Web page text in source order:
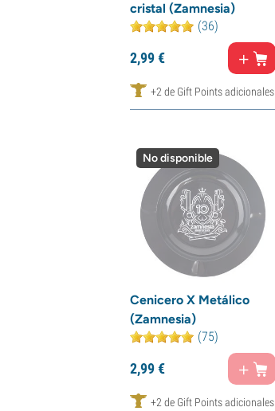
cristal (Zamnesia)
(36)
2,99€
+2 de Gift Points adicionales
No disponible
Cenicero X Metálico
(Zamnesia)
(75)
2,99€
+2 de Gift Points adicionales